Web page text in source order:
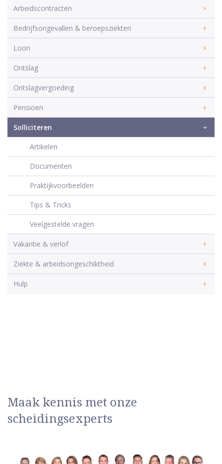
Arbeidscontracten
Bedrijfsongevallen & beroepsziekten
Loon
Ontslag
Ontslagvergoeding
Pensioen
Solliciteren
Artikelen
Documenten
Praktijkvoorbeelden
Tips & Tricks
Veelgestelde vragen
Vakantie & verlof
Ziekte & arbeidsongeschiktheid
Hulp
Maak kennis met onze
scheidingsexperts